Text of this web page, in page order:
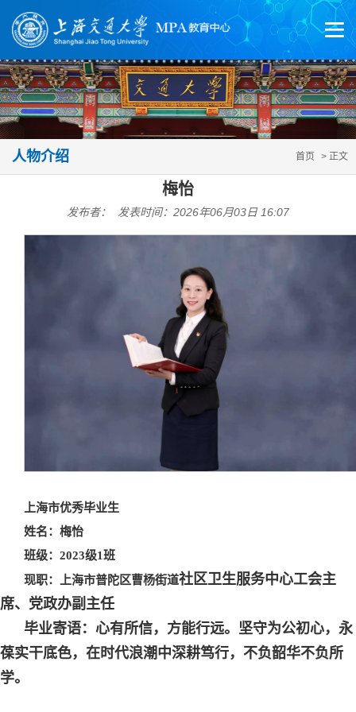
人物介绍 首页 > 正文
梅怡
发布者： 发表时间：2026年06月03日 16:07
上海市优秀毕业生
姓名：梅怡
班级：2023级1班
现职：
上海市普陀区曹杨街道社区卫生服务中心工会主
席、党政办副主任
毕业寄语： 心有所信，方能行远。坚守为公初心，永
葆实干底色，在时代浪潮中深耕笃行，不负韶华不负所
学。